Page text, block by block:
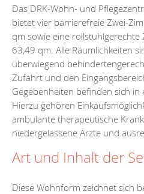
Das DRK-Wohn- und
bietet vier barrierefreie Zwei-
qm sowie eine
63,49 qm. Alle Räumlichkeiten
überwiegend
Zufahrt und den
Gegebenheiten befinden sich in
Hierzu gehören
ambulante therapeutische
niedergelassene Ärzte und
Art und Inhalt der
Diese Wohnform zeichnet sich